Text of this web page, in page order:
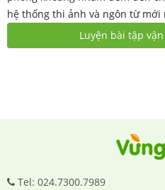
hệ thống thi ảnh và ngôn từ mới
Luyện bài tập
Tel: 024.7300.7989